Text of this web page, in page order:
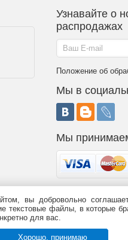
Узнавайте о
распродажах
Положение об
Мы в
Мы
публичной офертой
09-03,8 (800)775-09-03.
вы добровольно
текстовые файлы, в которые
для вас.
Хорошо, принимаю